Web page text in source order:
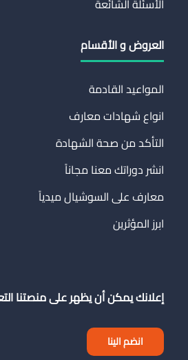
العروض و الأقسام
المواعيد القادمة
انواع شهادات معارف
التأكد من صحة الشهادة
انشر دوراتك معنا مجاناً
معارف على السوشيال ميدياً
ابرز المؤثرين
إعلانك يمكن أن يظهر على منصتنا
انضم الينا